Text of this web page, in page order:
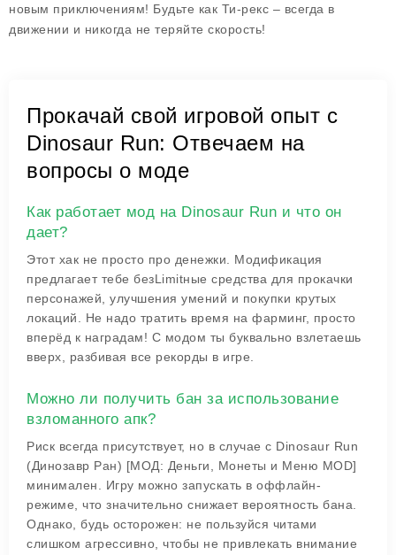
новым приключениям! Будьте как Ти-рекс – всегда в
движении и никогда не теряйте скорость!
Прокачай свой игровой опыт с
Dinosaur Run: Отвечаем на
вопросы о моде
Как работает мод на Dinosaur Run и что он
дает?
Этот хак не просто про денежки. Модификация
предлагает тебе безLimitные средства для прокачки
персонажей, улучшения умений и покупки крутых
локаций. Не надо тратить время на фарминг, просто
вперёд к наградам! С модом ты буквально взлетаешь
вверх, разбивая все рекорды в игре.
Можно ли получить бан за использование
взломанного апк?
Риск всегда присутствует, но в случае с Dinosaur Run
(Динозавр Ран) [МОД: Деньги, Монеты и Меню MOD]
минимален. Игру можно запускать в оффлайн-
режиме, что значительно снижает вероятность бана.
Однако, будь осторожен: не пользуйся читами
слишком агрессивно, чтобы не привлекать внимание